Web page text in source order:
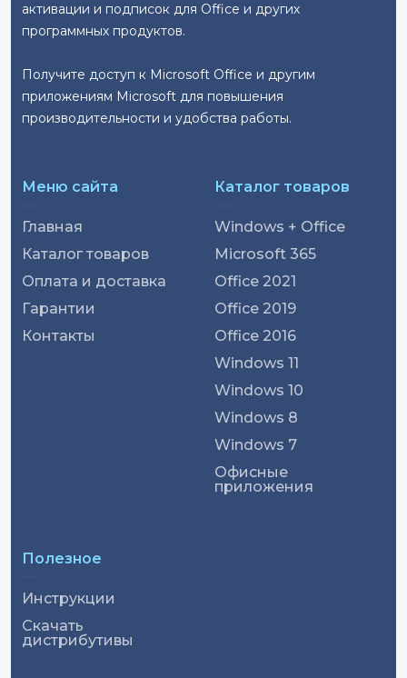
активации и подписок для Office и других
программных продуктов.
Получите доступ к Microsoft Office и другим
приложениям Microsoft для повышения
производительности и удобства работы.
Меню сайта
Главная
Каталог товаров
Оплата и доставка
Гарантии
Контакты
Каталог товаров
Windows + Office
Microsoft 365
Office 2021
Office 2019
Office 2016
Windows 11
Windows 10
Windows 8
Windows 7
Офисные
приложения
Полезное
Инструкции
Скачать
дистрибутивы